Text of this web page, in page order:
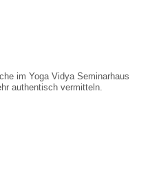
im Yoga Vidya Seminarhaus
authentisch vermitteln.